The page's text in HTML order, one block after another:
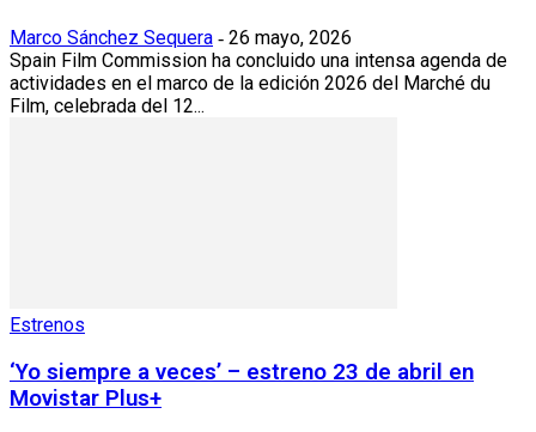
Marco Sánchez Sequera - 26 mayo, 2026
Spain Film Commission ha concluido una intensa agenda de
actividades en el marco de la edición 2026 del Marché du
Film, celebrada del 12...
Estrenos
‘Yo siempre a veces’ – estreno 23 de abril en
Movistar Plus+